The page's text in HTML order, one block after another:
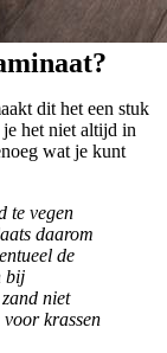
dit het een stuk
het niet altijd in
wat je kunt
te vegen
daarom
de
bij
niet
krassen